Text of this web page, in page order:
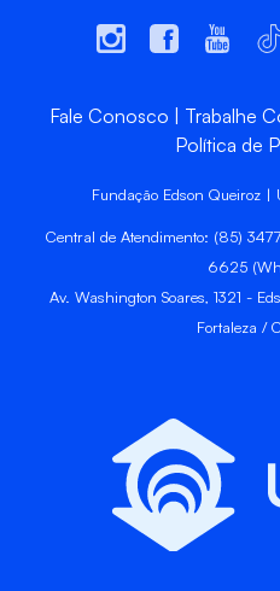
Fale Conosco Trabalhe
Política de
Fundação Edson Queiroz |
Central de Atendimento: (85)
6625
Av. Washington Soares, 1321 -
Fortaleza /